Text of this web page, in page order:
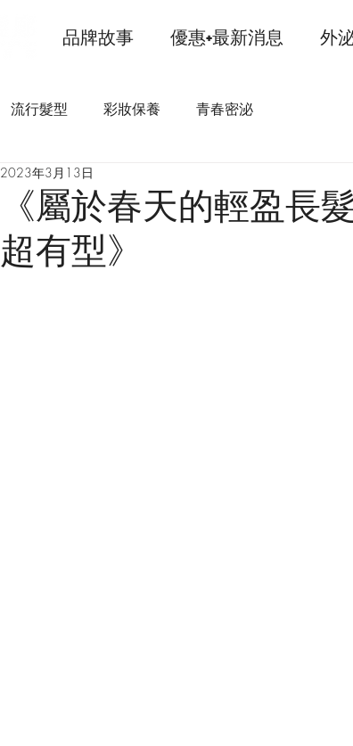
品牌故事 優惠+最新消息 外
流行髮型 彩妝保養 青春密泌
《屬於春天的輕盈
超有型》
2023年3月13日